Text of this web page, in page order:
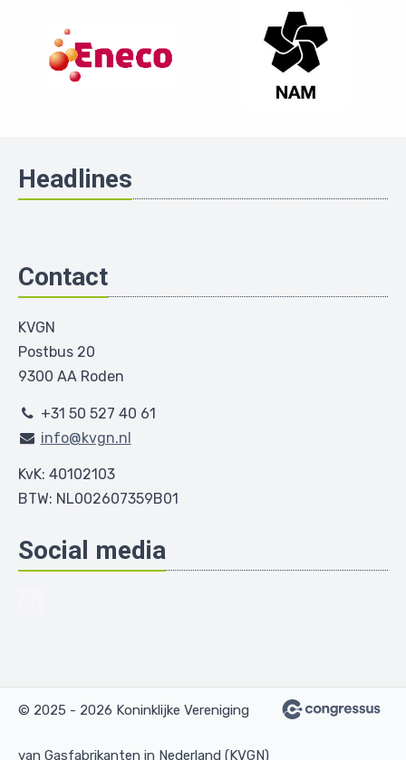
Headlines
Contact
KVGN
Postbus 20
9300 AA Roden
+31 50 527 40 61
info@kvgn.nl
KvK: 40102103
BTW: NL002607359B01
Social media
© 2025 - 2026 Koninklijke Vereniging
van Gasfabrikanten in Nederland (KVGN)